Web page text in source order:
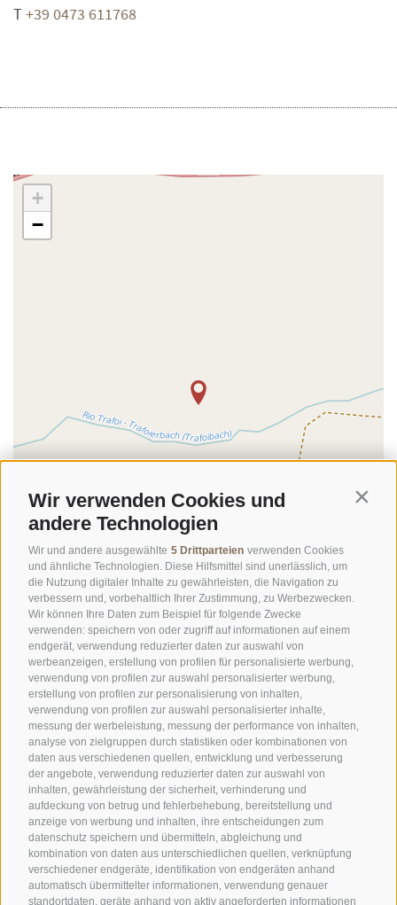
Wir verwenden Cookies und
andere Technologien
Wir und andere ausgewählte 5 Drittparteien verwenden Cookies
und ähnliche Technologien. Diese Hilfsmittel sind unerlässlich, um
die Nutzung digitaler Inhalte zu gewährleisten, die Navigation zu
verbessern und, vorbehaltlich Ihrer Zustimmung, zu Werbezwecken.
Wir können Ihre Daten zum Beispiel für folgende Zwecke
verwenden: speichern von oder zugriff auf informationen auf einem
endgerät, verwendung reduzierter daten zur auswahl von
werbeanzeigen, erstellung von profilen für personalisierte werbung,
verwendung von profilen zur auswahl personalisierter werbung,
erstellung von profilen zur personalisierung von inhalten,
verwendung von profilen zur auswahl personalisierter inhalte,
messung der werbeleistung, messung der performance von inhalten,
analyse von zielgruppen durch statistiken oder kombinationen von
daten aus verschiedenen quellen, entwicklung und verbesserung
der angebote, verwendung reduzierter daten zur auswahl von
inhalten, gewährleistung der sicherheit, verhinderung und
aufdeckung von betrug und fehlerbehebung, bereitstellung und
anzeige von werbung und inhalten, ihre entscheidungen zum
datenschutz speichern und übermitteln, abgleichung und
kombination von daten aus unterschiedlichen quellen, verknüpfung
verschiedener endgeräte, identifikation von endgeräten anhand
automatisch übermittelter informationen, verwendung genauer
standortdaten, geräte anhand von aktiv angeforderten informationen
T+39 0473 611768
+
−
©OpenStreetMapcontributors
AMT FÜR DEN NATIONALPARK STILFSERJOCH
SOCIAL-MEDIA-RICHTLINIEN | IMPRESSUM | SITEMAP | COOKIE-RICHTLINIE
PRIVACY | Cookie Präferenzen